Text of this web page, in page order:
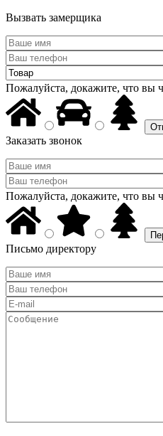
Вызвать замерщика
Пожалуйста, докажите, что вы
Заказать звонок
Пожалуйста, докажите, что вы
Письмо директору